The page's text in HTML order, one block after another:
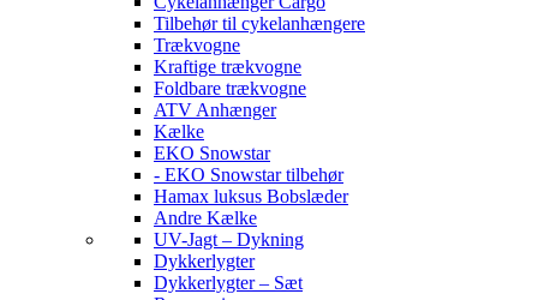
Tilbehør til cykelanhængere
Trækvogne
Kraftige trækvogne
Foldbare trækvogne
ATV Anhænger
Kælke
EKO Snowstar
- EKO Snowstar tilbehør
Hamax luksus Bobslæder
Andre Kælke
UV-Jagt – Dykning
Dykkerlygter
Dykkerlygter – Sæt